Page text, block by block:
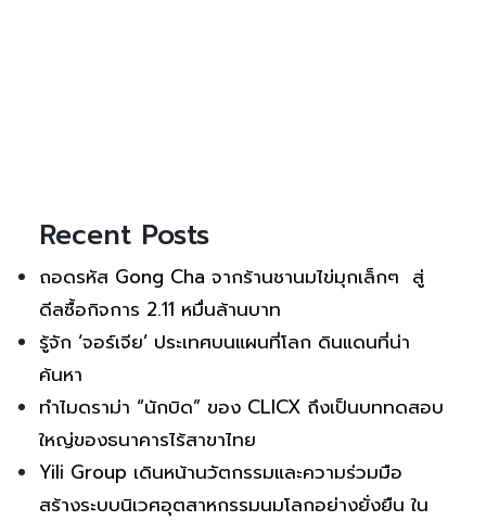
Recent Posts
ถอดรหัส Gong Cha จากร้านชานมไข่มุกเล็กๆ สู่
ดีลซื้อกิจการ 2.11 หมื่นล้านบาท
รู้จัก ‘จอร์เจีย’ ประเทศบนแผนที่โลก ดินแดนที่น่า
ค้นหา
ทำไมดราม่า “นักบิด” ของ CLICX ถึงเป็นบททดสอบ
ใหญ่ของธนาคารไร้สาขาไทย
Yili Group เดินหน้านวัตกรรมและความร่วมมือ
สร้างระบบนิเวศอุตสาหกรรมนมโลกอย่างยั่งยืน ใน